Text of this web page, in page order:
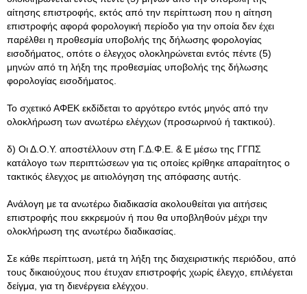
αίτησης επιστροφής, εκτός από την περίπτωση που η αίτηση
επιστροφής αφορά φορολογική περίοδο για την οποία δεν έχει
παρέλθει η προθεσμία υποβολής της δήλωσης φορολογίας
εισοδήματος, οπότε ο έλεγχος ολοκληρώνεται εντός πέντε (5)
μηνών από τη λήξη της προθεσμίας υποβολής της δήλωσης
φορολογίας εισοδήματος.
Το σχετικό ΑΦΕΚ εκδίδεται το αργότερο εντός μηνός από την
ολοκλήρωση των ανωτέρω ελέγχων (προσωρινού ή τακτικού).
δ) Οι Δ.Ο.Υ. αποστέλλουν στη Γ.Δ.Φ.Ε. & Ε μέσω της ΓΓΠΣ
κατάλογο των περιπτώσεων για τις οποίες κρίθηκε απαραίτητος ο
τακτικός έλεγχος με αιτιολόγηση της απόφασης αυτής.
Ανάλογη με τα ανωτέρω διαδικασία ακολουθείται για αιτήσεις
επιστροφής που εκκρεμούν ή που θα υποβληθούν μέχρι την
ολοκλήρωση της ανωτέρω διαδικασίας.
Σε κάθε περίπτωση, μετά τη λήξη της διαχειριστικής περιόδου, από
τους δικαιούχους που έτυχαν επιστροφής χωρίς έλεγχο, επιλέγεται
δείγμα, για τη διενέργεια ελέγχου.